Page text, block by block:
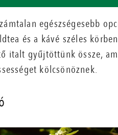
egészségesebb
és a kávé széles
italt gyűjtöttünk össze,
kölcsönöznek.